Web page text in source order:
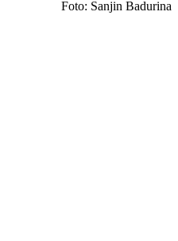
Foto: Sanjin Badurina